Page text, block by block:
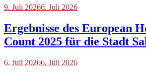
Blog,
9. Juli 20266. Juli 2026
Ergebnisse des European
Count 2025 für die Stadt
Blog
6. Juli 20266. Juli 2026